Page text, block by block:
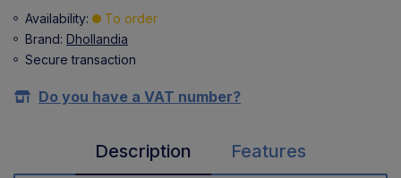
Availability:
To order
Brand: Dhollandia
Secure transaction
Do you have a VAT number?
Description Features